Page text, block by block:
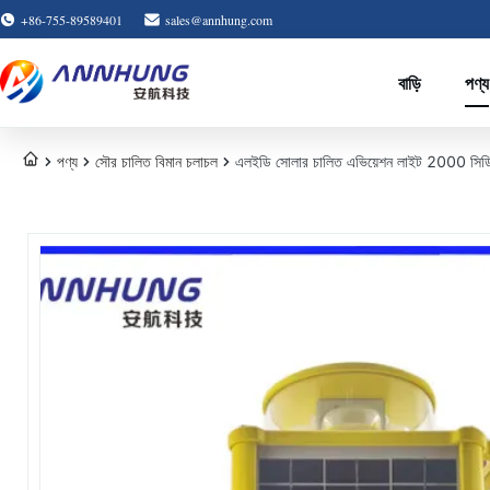
+86-755-89589401 sales@annhung.com
বাড়ি পণ্য
পণ্য সৌর চালিত বিমান চলাচল এলইডি সোলার চালিত এভিয়েশন লাইট 2000 সিডি